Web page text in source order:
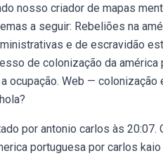
nosso criador de mapas
a seguir: Rebeliões na
e de escravidão
de colonização da
Web — colonização
por antonio carlos às
portuguesa por carlos